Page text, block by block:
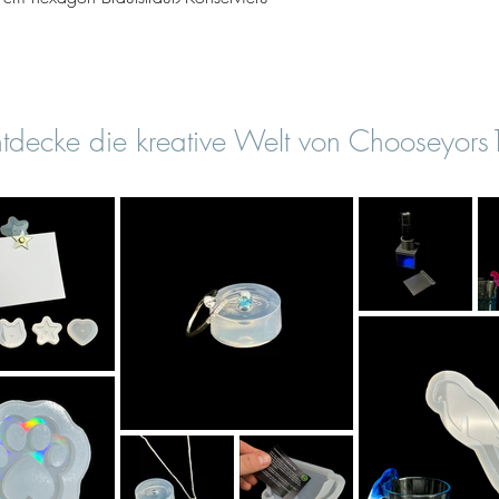
die kreative Welt von